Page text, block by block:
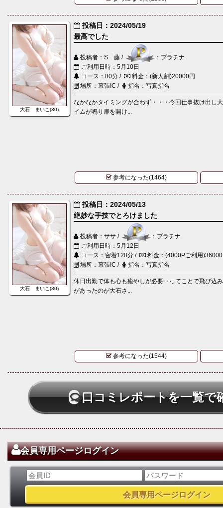
大石 まいこ(30)
投稿日：2024/05/19
最高でした
投稿者：S 藤 /
：プラチナ
ご利用日時：5月10日
コース：80分 /
料金：(新人割)20000円
場所：幕張IC /
指名：写真指名
なかなかタイミングが合わず・・・今回仕事抜け出し
イムが鳴り扉を開け...
参考になった(1464)
大石 まいこ(30)
投稿日：2024/05/13
絶妙な手技でとろけました
投稿者：ササ /
：プラチナ
ご利用日時：5月12日
コース：密着120分 /
料金：(4000Pご利用
場所：幕張IC /
指名：写真指名
休日出勤で体も心も癒やしが必要‥ってことで飛び込
があったのが大石さ...
参考になった(1544)
口コミレポートを一覧で
会員専用ページログイン